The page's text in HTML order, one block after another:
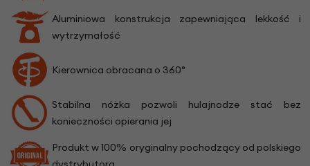
Aluminiowa konstrukcja zapewniająca lekkość i
wytrzymałość
Kierownica obracana o 360°
Stabilna nóżka pozwoli hulajnodze stać bez
konieczności opierania jej
Produkt w 100% oryginalny pochodzący od polskiego